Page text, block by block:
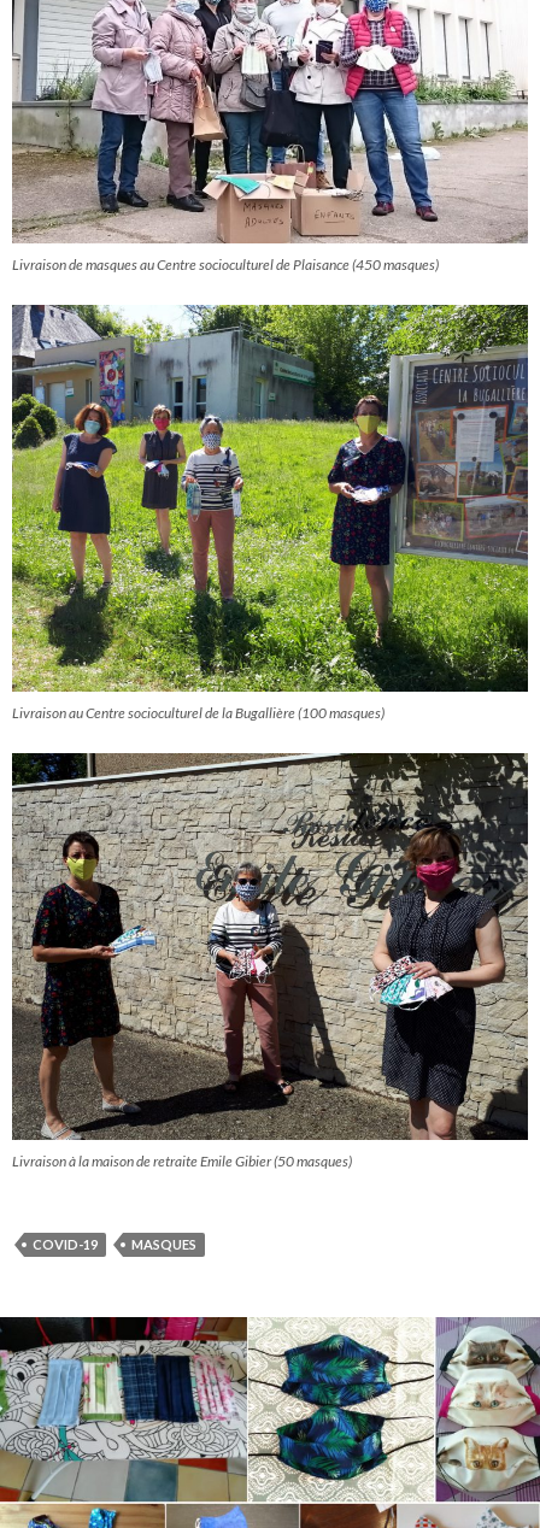
Livraison de masques au Centre socioculturel de Plaisance (450 masques)
Livraison au Centre socioculturel de la Bugallière (100 masques)
Livraison à la maison de retraite Emile Gibier (50 masques)
COVID-19 MASQUES